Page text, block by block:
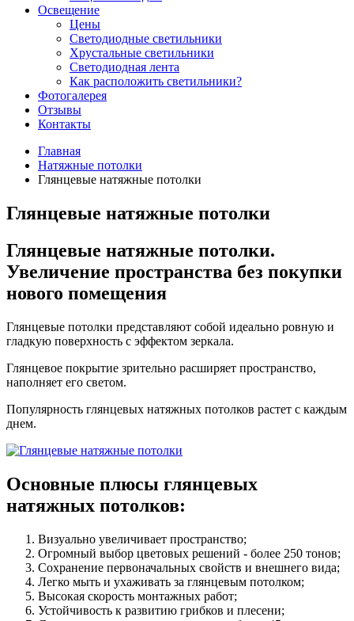
Освещение
Цены
Светодиодные светильники
Хрустальные светильники
Светодиодная лента
Как расположить светильники?
Фотогалерея
Отзывы
Контакты
Главная
Натяжные потолки
Глянцевые натяжные потолки
Глянцевые натяжные потолки
Глянцевые натяжные потолки.
Увеличение пространства без покупки
нового помещения
Глянцевые потолки представляют собой идеально ровную и
гладкую поверхность с эффектом зеркала.
Глянцевое покрытие зрительно расширяет пространство,
наполняет его светом.
Популярность глянцевых натяжных потолков растет с каждым
днем.
Основные плюсы глянцевых
натяжных потолков:
Визуально увеличивает пространство;
Огромный выбор цветовых решений - более 250 тонов;
Сохранение первоначальных свойств и внешнего вида;
Легко мыть и ухаживать за глянцевым потолком;
Высокая скорость монтажных работ;
Устойчивость к развитию грибков и плесени;